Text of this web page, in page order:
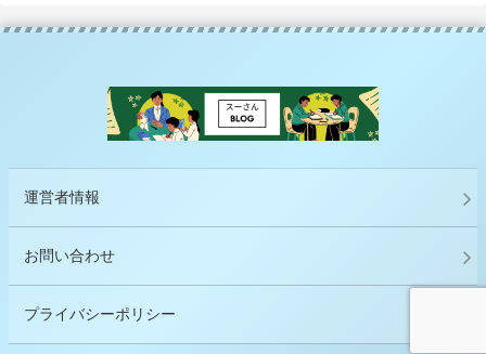
運営者情報
お問い合わせ
プライバシーポリシー